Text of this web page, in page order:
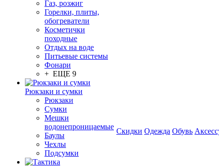
Газ, розжиг
Горелки, плиты,
обогреватели
Косметички
походные
Отдых на воде
Питьевые системы
Фонари
+ ЕЩЕ 9
Рюкзаки и сумки
Рюкзаки
Сумки
Мешки
водонепроницаемые
Баулы
Чехлы
Подсумки
Скидки Одежда Обувь